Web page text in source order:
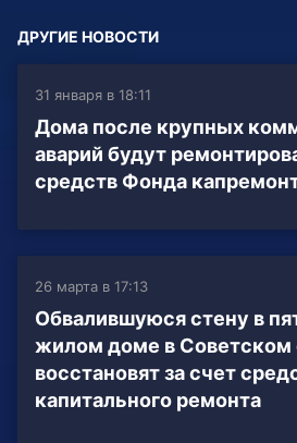
ДРУГИЕ НОВОСТИ
31 января в 18:11
Дома после крупных
аварий будут
средств Фонда
26 марта в 17:13
Обвалившуюся стену в
жилом доме в Советском
восстановят за счет
капитального ремонта